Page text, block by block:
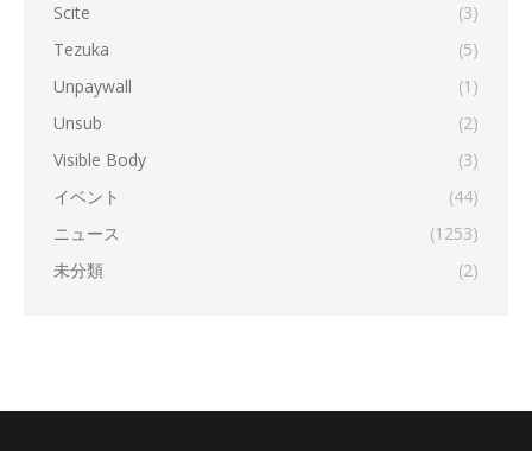
Scite
(3)
Tezuka
(5)
Unpaywall
(1)
Unsub
(2)
Visible Body
(3)
イベント
(44)
ニュース
(1253)
未分類
(2)